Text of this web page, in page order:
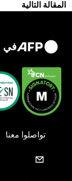
المقالة التالية
في
تواصلوا معنا